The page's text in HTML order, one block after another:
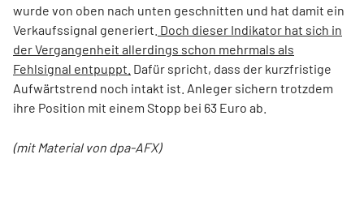
wurde von oben nach unten geschnitten und hat damit ein
Verkaufssignal generiert. Doch dieser Indikator hat sich in
der Vergangenheit allerdings schon mehrmals als
Fehlsignal entpuppt. Dafür spricht, dass der kurzfristige
Aufwärtstrend noch intakt ist. Anleger sichern trotzdem
ihre Position mit einem Stopp bei 63 Euro ab.
(mit Material von dpa-AFX)